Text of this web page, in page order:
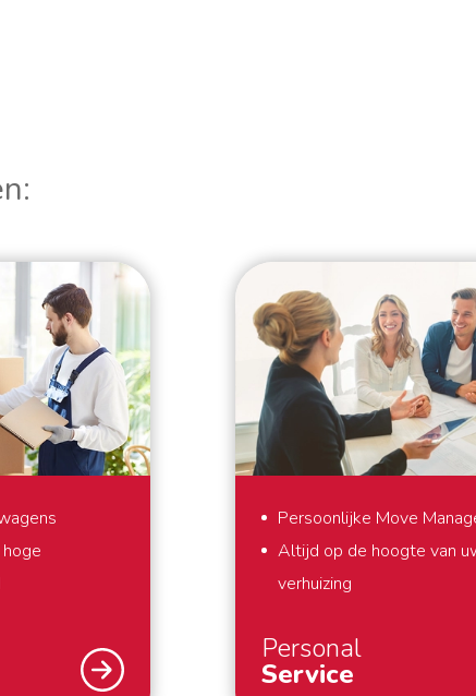
Persoonlijke Move
Altijd op de hoogte van
verhuizing
Personal
Service